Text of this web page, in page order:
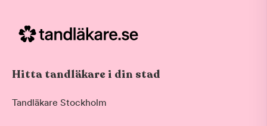
Hitta tandläkare i din stad
Tandläkare Stockholm